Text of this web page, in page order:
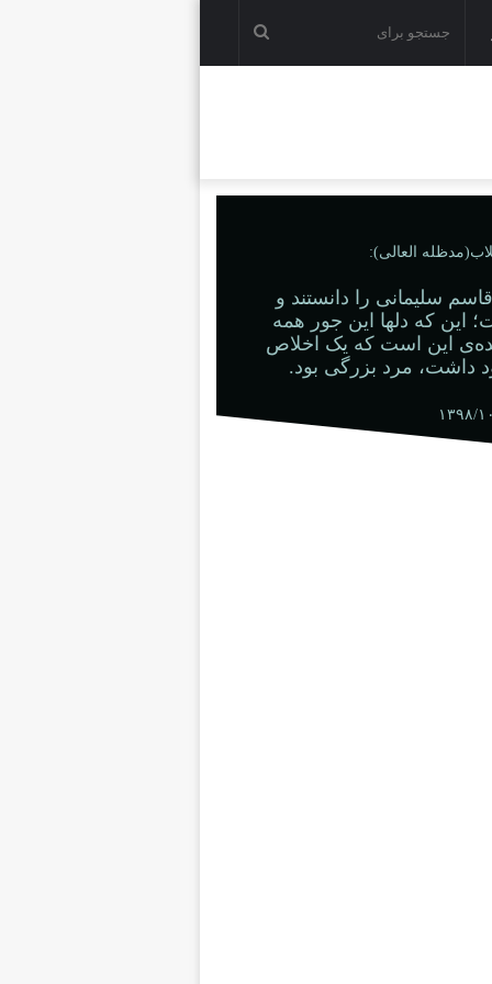
العالی):
سلیمانی را دانستند و
این که دلها این جور همه
این است که یک اخلاص
داشت، مرد بزرگی بود.
۱۰/۱۳